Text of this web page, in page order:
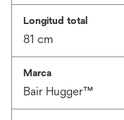
Longitud total
81 cm
Marca
Bair Hugger™